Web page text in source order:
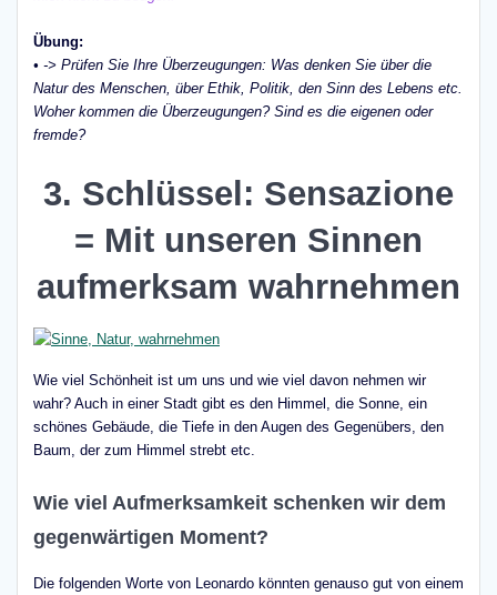
Übung:
• -> Prüfen Sie Ihre Überzeugungen: Was denken Sie über die
Natur des Menschen, über Ethik, Politik, den Sinn des Lebens etc.
Woher kommen die Überzeugungen? Sind es die eigenen oder
fremde?
3. Schlüssel: Sensazione
= Mit unseren Sinnen
aufmerksam wahrnehmen
Wie viel Schönheit ist um uns und wie viel davon nehmen wir
wahr? Auch in einer Stadt gibt es den Himmel, die Sonne, ein
schönes Gebäude, die Tiefe in den Augen des Gegenübers, den
Baum, der zum Himmel strebt etc.
Wie viel Aufmerksamkeit schenken wir dem
gegenwärtigen Moment?
Die folgenden Worte von Leonardo könnten genauso gut von einem